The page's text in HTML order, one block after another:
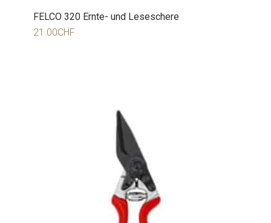
FELCO 320 Ernte- und Leseschere
21.00CHF